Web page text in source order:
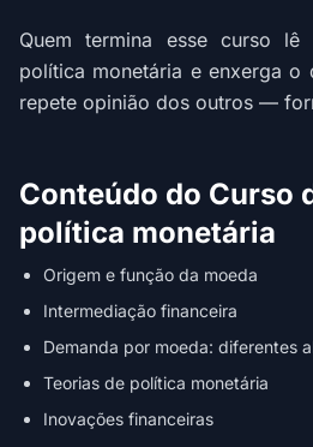
Quem termina esse curso lê
política monetária e enxerga o
repete opinião dos outros —
Conteúdo do Curso
política monetária
Origem e função da moeda
Intermediação financeira
Demanda por moeda: diferentes
Teorias de política monetária
Inovações financeiras